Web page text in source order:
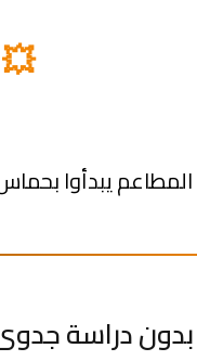
بحماس، لكن للأسف،